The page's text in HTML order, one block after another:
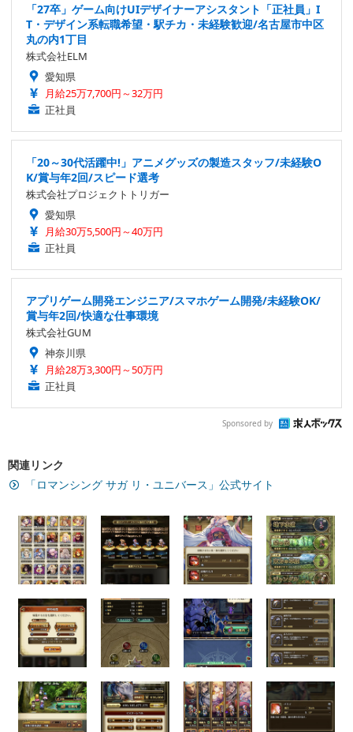
「27卒」ゲーム向けUIデザイナーアシスタント「正社員」I
T・デザイン系転職希望・駅チカ・未経験歓迎/名古屋市中区
丸の内1丁目
株式会社ELM
愛知県
月給25万7,700円～32万円
正社員
「20～30代活躍中!」アニメグッズの製造スタッフ/未経験O
K/賞与年2回/スピード選考
株式会社プロジェクトトリガー
愛知県
月給30万5,500円～40万円
正社員
アプリゲーム開発エンジニア/スマホゲーム開発/未経験OK/
賞与年2回/快適な仕事環境
株式会社GUM
神奈川県
月給28万3,300円～50万円
正社員
Sponsored by
関連リンク
「ロマンシング サガ リ・ユニバース」公式サイト